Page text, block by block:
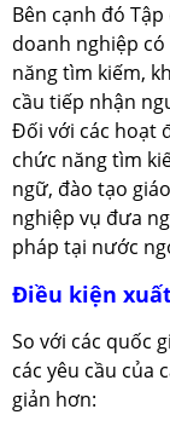
Bên cạnh đó
doanh nghiệp
năng tìm kiếm,
cầu tiếp nhận
Đối với các hoạt
chức năng tìm
ngữ, đào tạo
nghiệp vụ đưa
pháp tại nước
Điều kiện
So với các quốc
các yêu cầu của
giản hơn: